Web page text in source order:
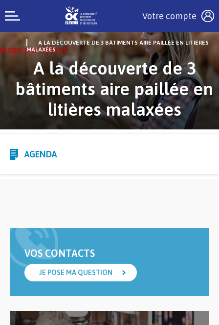
Votre compte
A LA DÉCOUVERTE DE 3 BÂTIMENTS AIRE PAILLÉE EN LITIÈRES
MALAXÉES
A la découverte de 3
bâtiments aire paillée en
litières malaxées
AGENDA
VOS CONTACTS
JE POSE MA QUESTION